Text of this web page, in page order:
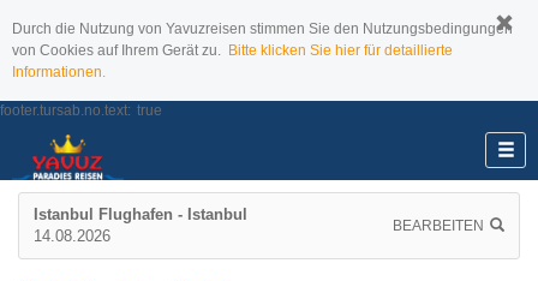
Durch die Nutzung von Yavuzreisen stimmen Sie den Nutzungsbedingungen
von Cookies auf Ihrem Gerät zu. Bitte klicken Sie hier für detaillierte
Informationen.
footer.tursab.no.text: true
Istanbul Flughafen - Istanbul
14.08.2026
BEARBEITEN